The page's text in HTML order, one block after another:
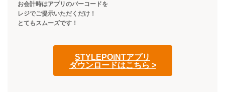
お会計時はアプリのバーコードを
レジでご提示いただくだけ！
とてもスムーズです！
STYLEPOiNTアプリ
ダウンロードはこちら >